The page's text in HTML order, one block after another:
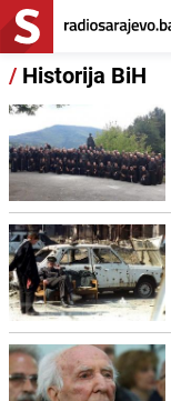
/ Historija BiH